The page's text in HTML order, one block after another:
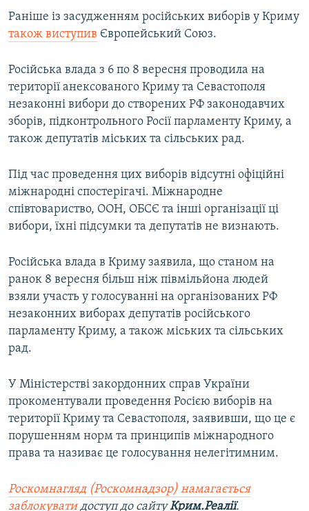
Раніше із засудженням російських виборів у Криму
також виступив Європейський Союз.
Російська влада з 6 по 8 вересня проводила на
території анексованого Криму та Севастополя
незаконні вибори до створених РФ законодавчих
зборів, підконтрольного Росії парламенту Криму, а
також депутатів міських та сільських рад.
Під час проведення цих виборів відсутні офіційні
міжнародні спостерігачі. Міжнародне
співтовариство, ООН, ОБСЄ та інші організації ці
вибори, їхні підсумки та депутатів не визнають.
Російська влада в Криму заявила, що станом на
ранок 8 вересня більш ніж півмільйона людей
взяли участь у голосуванні на організованих РФ
незаконних виборах депутатів російського
парламенту Криму, а також міських та сільських
рад.
У Міністерстві закордонних справ України
прокоментували проведення Росією виборів на
території Криму та Севастополя, заявивши, що це є
порушенням норм та принципів міжнародного
права та називає це голосування нелегітимним.
Роскомнагляд (Роскомнадзор) намагається
заблокуватидоступ до сайтуКрим.Реалії.